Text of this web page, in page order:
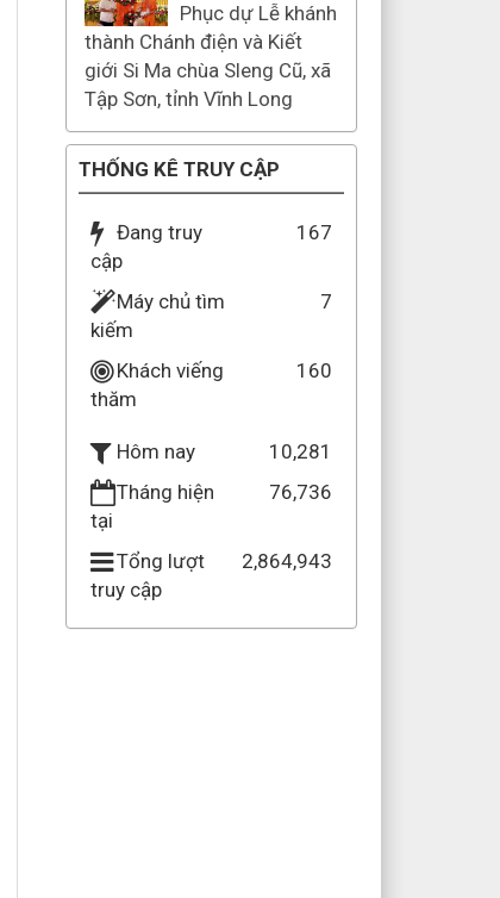
Phục dự Lễ khánh
thành Chánh điện và Kiết
giới Si Ma chùa Sleng Cũ, xã
Tập Sơn, tỉnh Vĩnh Long
THỐNG KÊ TRUY CẬP
Đang truy
cập
167
Máy chủ tìm
kiếm
7
Khách viếng
thăm
160
Hôm nay
10,281
Tháng hiện
tại
76,736
Tổng lượt
truy cập
2,864,943